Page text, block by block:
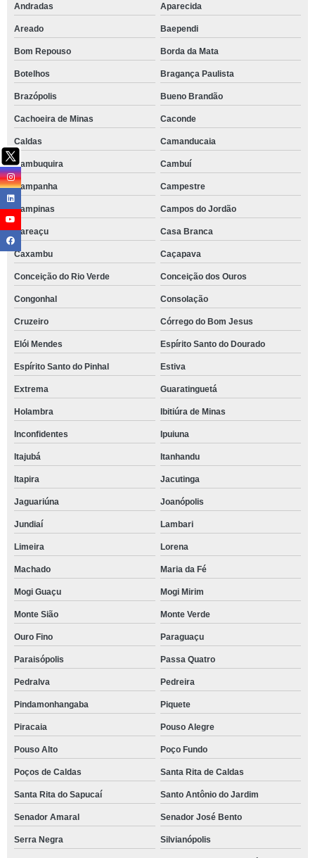
Andradas Aparecida
Areado Baependi
Bom Repouso Borda da Mata
Botelhos Bragança Paulista
Brazópolis Bueno Brandão
Cachoeira de Minas Caconde
Caldas Camanducaia
Cambuquira Cambuí
Campanha Campestre
Campinas Campos do Jordão
Careaçu Casa Branca
Caxambu Caçapava
Conceição do Rio Verde Conceição dos Ouros
Congonhal Consolação
Cruzeiro Córrego do Bom Jesus
Elói Mendes Espírito Santo do Dourado
Espírito Santo do Pinhal Estiva
Extrema Guaratinguetá
Holambra Ibitiúra de Minas
Inconfidentes Ipuiuna
Itajubá Itanhandu
Itapira Jacutinga
Jaguariúna Joanópolis
Jundiaí Lambari
Limeira Lorena
Machado Maria da Fé
Mogi Guaçu Mogi Mirim
Monte Sião Monte Verde
Ouro Fino Paraguaçu
Paraisópolis Passa Quatro
Pedralva Pedreira
Pindamonhangaba Piquete
Piracaia Pouso Alegre
Pouso Alto Poço Fundo
Poços de Caldas Santa Rita de Caldas
Santa Rita do Sapucaí Santo Antônio do Jardim
Senador Amaral Senador José Bento
Serra Negra Silvianópolis